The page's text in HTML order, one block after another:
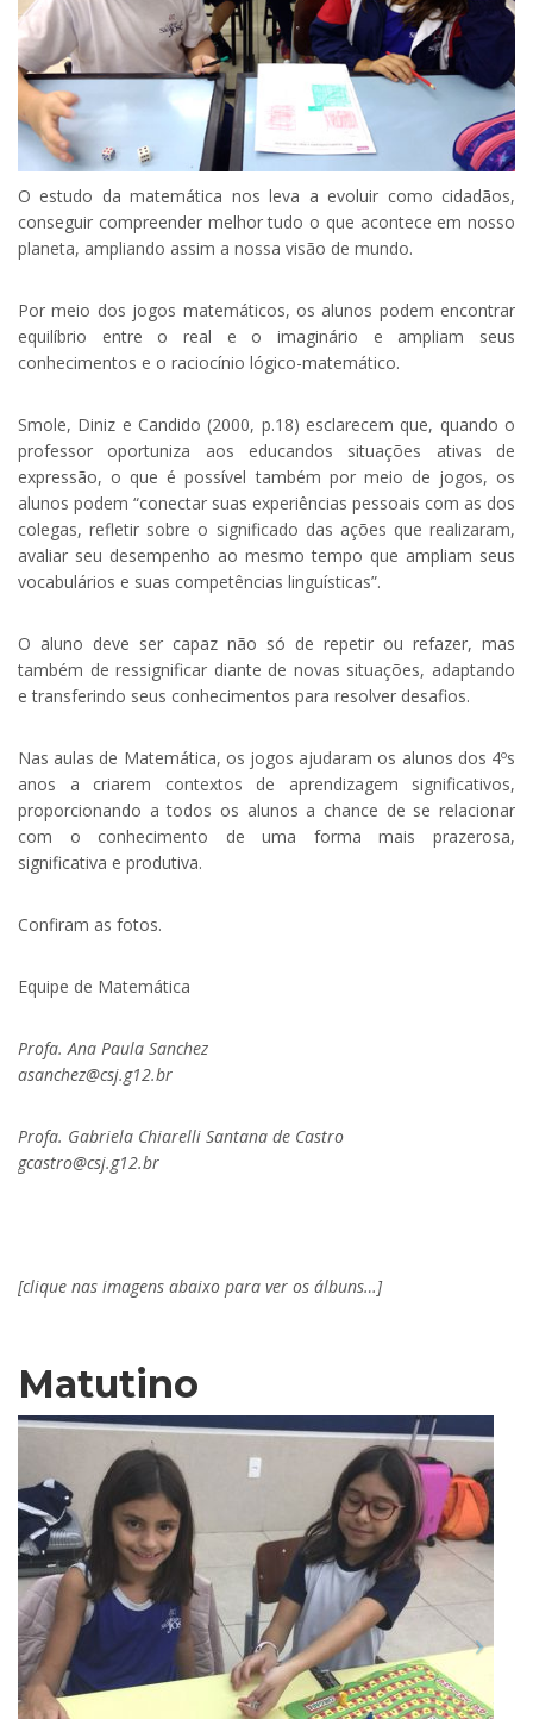
O estudo da matemática nos leva a evoluir como cidadãos,
conseguir compreender melhor tudo o que acontece em nosso
planeta, ampliando assim a nossa visão de mundo.
Por meio dos jogos matemáticos, os alunos podem encontrar
equilíbrio entre o real e o imaginário e ampliam seus
conhecimentos e o raciocínio lógico-matemático.
Smole, Diniz e Candido (2000, p.18) esclarecem que, quando o
professor oportuniza aos educandos situações ativas de
expressão, o que é possível também por meio de jogos, os
alunos podem “conectar suas experiências pessoais com as dos
colegas, refletir sobre o significado das ações que realizaram,
avaliar seu desempenho ao mesmo tempo que ampliam seus
vocabulários e suas competências linguísticas”.
O aluno deve ser capaz não só de repetir ou refazer, mas
também de ressignificar diante de novas situações, adaptando
e transferindo seus conhecimentos para resolver desafios.
Nas aulas de Matemática, os jogos ajudaram os alunos dos 4ºs
anos a criarem contextos de aprendizagem significativos,
proporcionando a todos os alunos a chance de se relacionar
com o conhecimento de uma forma mais prazerosa,
significativa e produtiva.
Confiram as fotos.
Equipe de Matemática
Profa. Ana Paula Sanchez
asanchez@csj.g12.br
Profa. Gabriela Chiarelli Santana de Castro
gcastro@csj.g12.br
[clique nas imagens abaixo para ver os álbuns…]
Matutino